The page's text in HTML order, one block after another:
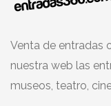
Venta de entradas
nuestra web las
museos, teatro,